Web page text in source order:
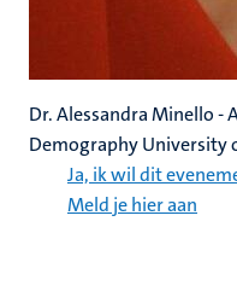
Dr. Alessandra Minello -
Demography University
Ja, ik wil dit
Meld je hier aan